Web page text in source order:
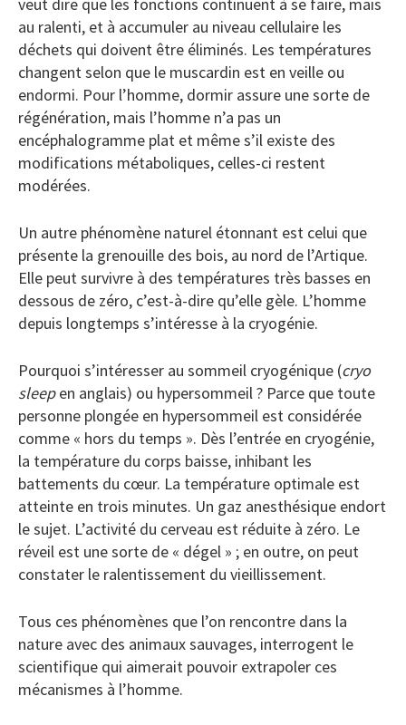
veut dire que les fonctions continuent à se faire, mais
au ralenti, et à accumuler au niveau cellulaire les
déchets qui doivent être éliminés. Les températures
changent selon que le muscardin est en veille ou
endormi. Pour l’homme, dormir assure une sorte de
régénération, mais l’homme n’a pas un
encéphalogramme plat et même s’il existe des
modifications métaboliques, celles-ci restent
modérées.
Un autre phénomène naturel étonnant est celui que
présente la grenouille des bois, au nord de l’Artique.
Elle peut survivre à des températures très basses en
dessous de zéro, c’est-à-dire qu’elle gèle. L’homme
depuis longtemps s’intéresse à la cryogénie.
Pourquoi s’intéresser au sommeil cryogénique (cryo
sleepen anglais) ou hypersommeil ? Parce que toute
personne plongée en hypersommeil est considérée
comme « hors du temps ». Dès l’entrée en cryogénie,
la température du corps baisse, inhibant les
battements du cœur. La température optimale est
atteinte en trois minutes. Un gaz anesthésique endort
le sujet. L’activité du cerveau est réduite à zéro. Le
réveil est une sorte de « dégel » ; en outre, on peut
constater le ralentissement du vieillissement.
Tous ces phénomènes que l’on rencontre dans la
nature avec des animaux sauvages, interrogent le
scientifique qui aimerait pouvoir extrapoler ces
mécanismes à l’homme.